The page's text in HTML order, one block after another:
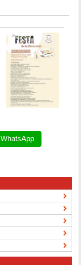
WhatsApp